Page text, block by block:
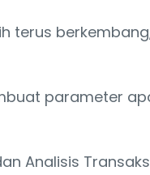
terus
parameter
Analisis